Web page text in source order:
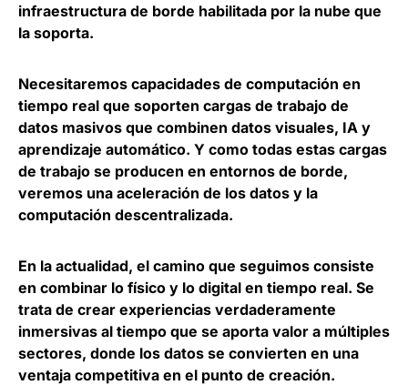
infraestructura de borde habilitada por la nube que
la soporta.
Necesitaremos capacidades de computación en
tiempo real que soporten cargas de trabajo de
datos masivos que combinen datos visuales, IA y
aprendizaje automático. Y como todas estas cargas
de trabajo se producen en entornos de borde,
veremos una aceleración de los datos y la
computación descentralizada.
En la actualidad, el camino que seguimos consiste
en combinar lo físico y lo digital en tiempo real. Se
trata de crear experiencias verdaderamente
inmersivas al tiempo que se aporta valor a múltiples
sectores, donde los datos se convierten en una
ventaja competitiva en el punto de creación.